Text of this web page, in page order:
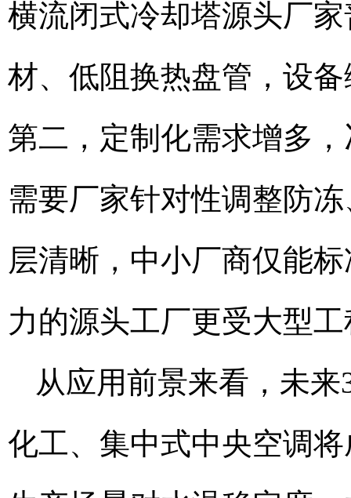
横流闭式冷却塔源头厂
材、低阻换热盘管，设
第二，定制化需求增多
需要厂家针对性调整防
层清晰，中小厂商仅能
力的源头工厂更受大型
从应用前景来看，未
化工、集中式中央空调